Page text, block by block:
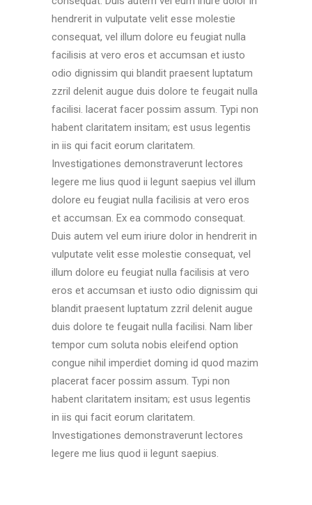
hendrerit in vulputate velit esse molestie
consequat, vel illum dolore eu feugiat nulla
facilisis at vero eros et accumsan et iusto
odio dignissim qui blandit praesent luptatum
zzril delenit augue duis dolore te feugait nulla
facilisi. lacerat facer possim assum. Typi non
habent claritatem insitam; est usus legentis
in iis qui facit eorum claritatem.
Investigationes demonstraverunt lectores
legere me lius quod ii legunt saepius vel illum
dolore eu feugiat nulla facilisis at vero eros
et accumsan. Ex ea commodo consequat.
Duis autem vel eum iriure dolor in hendrerit in
vulputate velit esse molestie consequat, vel
illum dolore eu feugiat nulla facilisis at vero
eros et accumsan et iusto odio dignissim qui
blandit praesent luptatum zzril delenit augue
duis dolore te feugait nulla facilisi. Nam liber
tempor cum soluta nobis eleifend option
congue nihil imperdiet doming id quod mazim
placerat facer possim assum. Typi non
habent claritatem insitam; est usus legentis
in iis qui facit eorum claritatem.
Investigationes demonstraverunt lectores
legere me lius quod ii legunt saepius.